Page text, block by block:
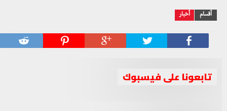
أقسام أخبار
تابعونا على فيسبوك